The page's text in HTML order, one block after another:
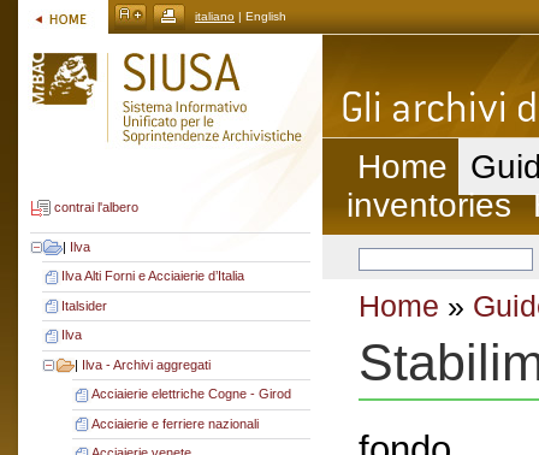
italiano | English
contrai l'albero
| Ilva
Ilva Alti Forni e Acciaierie d’Italia
Italsider
Ilva
| Ilva - Archivi aggregati
Acciaierie elettriche Cogne - Girod
Acciaierie e ferriere nazionali
Home
inventories
Home »